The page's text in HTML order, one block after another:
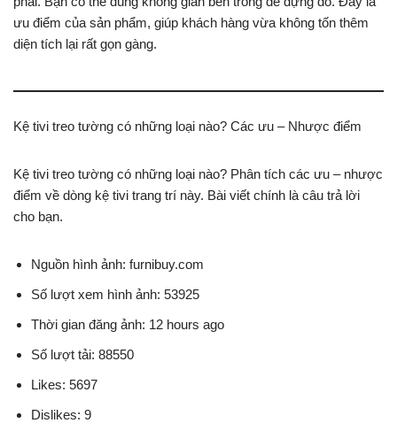
ưu điểm của sản phẩm, giúp khách hàng vừa không tốn thêm
diện tích lại rất gọn gàng.
Kệ tivi treo tường có những loại nào? Các ưu – Nhược điểm
Kệ tivi treo tường có những loại nào? Phân tích các ưu – nhược
điểm về dòng kệ tivi trang trí này. Bài viết chính là câu trả lời
cho bạn.
Nguồn hình ảnh: furnibuy.com
Số lượt xem hình ảnh: 53925
Thời gian đăng ảnh: 12 hours ago
Số lượt tải: 88550
Likes: 5697
Dislikes: 9